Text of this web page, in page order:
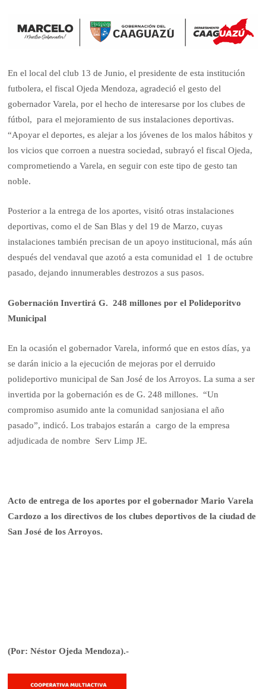
En el local del club 13 de Junio, el presidente de esta institución
futbolera, el fiscal Ojeda Mendoza, agradeció el gesto del
gobernador Varela, por el hecho de interesarse por los clubes de
fútbol, para el mejoramiento de sus instalaciones deportivas.
“Apoyar el deportes, es alejar a los jóvenes de los malos hábitos y
los vicios que corroen a nuestra sociedad, subrayó el fiscal Ojeda,
comprometiendo a Varela, en seguir con este tipo de gesto tan
noble.
Posterior a la entrega de los aportes, visitó otras instalaciones
deportivas, como el de San Blas y del 19 de Marzo, cuyas
instalaciones también precisan de un apoyo institucional, más aún
después del vendaval que azotó a esta comunidad el 1 de octubre
pasado, dejando innumerables destrozos a sus pasos.
Gobernación Invertirá G. 248 millones por el Polideporitvo
Municipal
En la ocasión el gobernador Varela, informó que en estos días, ya
se darán inicio a la ejecución de mejoras por el derruido
polideportivo municipal de San José de los Arroyos. La suma a ser
invertida por la gobernación es de G. 248 millones. “Un
compromiso asumido ante la comunidad sanjosiana el año
pasado”, indicó. Los trabajos estarán a cargo de la empresa
adjudicada de nombre Serv Limp JE.
Acto de entrega de los aportes por el gobernador Mario Varela
Cardozo a los directivos de los clubes deportivos de la ciudad de
San José de los Arroyos.
(Por: Néstor Ojeda Mendoza).-